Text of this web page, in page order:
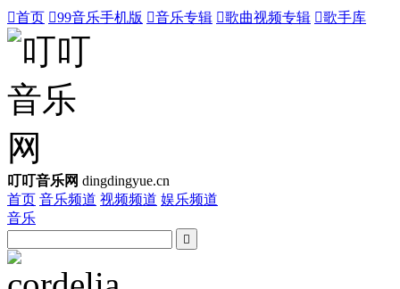
首页 99音乐手机版 音乐专辑 歌曲视频专辑 歌手库
叮叮音乐网 dingdingyue.cn
首页 音乐频道 视频频道 娱乐频道
音乐
